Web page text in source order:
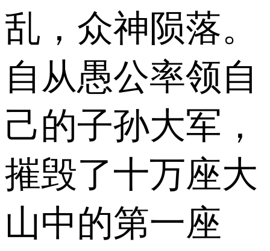
乱，众神陨落。
自从愚公率领自
己的子孙大军，
摧毁了十万座大
山中的第一座